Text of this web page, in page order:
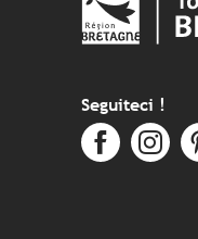
Seguiteci !